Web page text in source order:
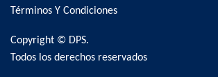
Newsletter:
Términos Y Condiciones
Copyright © DPS.
Todos los derechos reservados